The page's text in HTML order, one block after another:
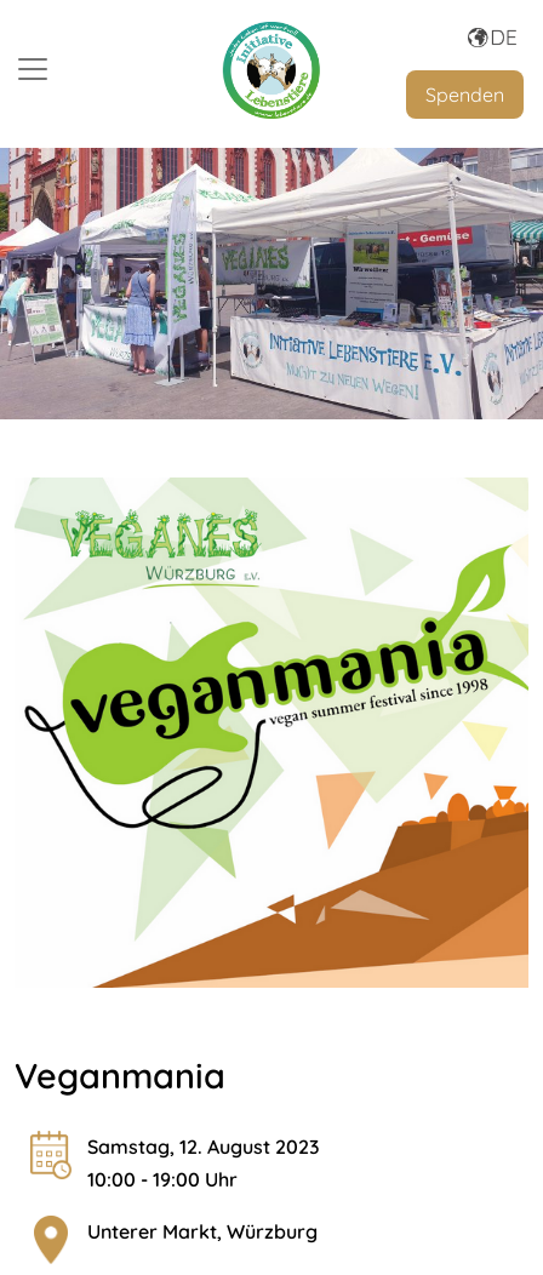
Spenden
Veganmania
Samstag, 12. August 2023
10:00 - 19:00 Uhr
Unterer Markt, Würzburg